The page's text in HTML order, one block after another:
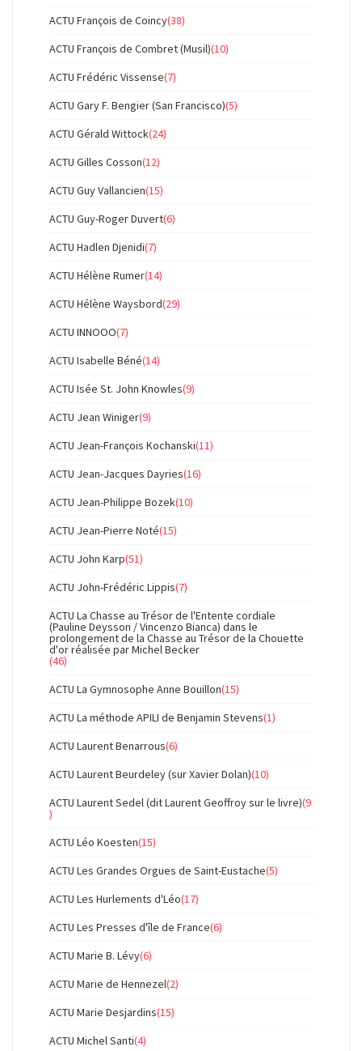
ACTU François de Coincy(38)
ACTU François de Combret (Musil)(10)
ACTU Frédéric Vissense(7)
ACTU Gary F. Bengier (San Francisco)(5)
ACTU Gérald Wittock(24)
ACTU Gilles Cosson(12)
ACTU Guy Vallancien(15)
ACTU Guy-Roger Duvert(6)
ACTU Hadlen Djenidi(7)
ACTU Hélène Rumer(14)
ACTU Hélène Waysbord(29)
ACTU INNOOO(7)
ACTU Isabelle Béné(14)
ACTU Isée St. John Knowles(9)
ACTU Jean Winiger(9)
ACTU Jean-François Kochanski(11)
ACTU Jean-Jacques Dayries(16)
ACTU Jean-Philippe Bozek(10)
ACTU Jean-Pierre Noté(15)
ACTU John Karp(51)
ACTU John-Frédéric Lippis(7)
ACTU La Chasse au Trésor de l'Entente cordiale
(Pauline Deysson / Vincenzo Bianca) dans le
prolongement de la Chasse au Trésor de la Chouette
d'or réalisée par Michel Becker
(46)
ACTU La Gymnosophe Anne Bouillon(15)
ACTU La méthode APILI de Benjamin Stevens(1)
ACTU Laurent Benarrous(6)
ACTU Laurent Beurdeley (sur Xavier Dolan)(10)
ACTU Laurent Sedel (dit Laurent Geoffroy sur le livre)(9
)
ACTU Léo Koesten(15)
ACTU Les Grandes Orgues de Saint-Eustache(5)
ACTU Les Hurlements d'Léo(17)
ACTU Les Presses d'île de France(6)
ACTU Marie B. Lévy(6)
ACTU Marie de Hennezel(2)
ACTU Marie Desjardins(15)
ACTU Michel Santi(4)